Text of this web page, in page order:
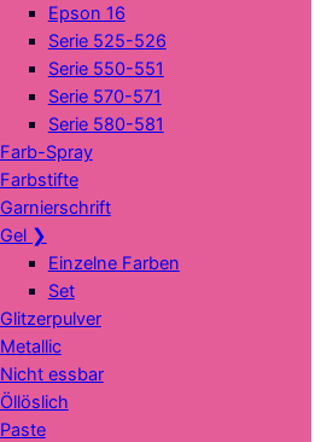
Epson 16
Serie 525-526
Serie 550-551
Serie 570-571
Serie 580-581
Farb-Spray
Farbstifte
Garnierschrift
Gel ❯
Einzelne Farben
Set
Glitzerpulver
Metallic
Nicht essbar
Öllöslich
Paste